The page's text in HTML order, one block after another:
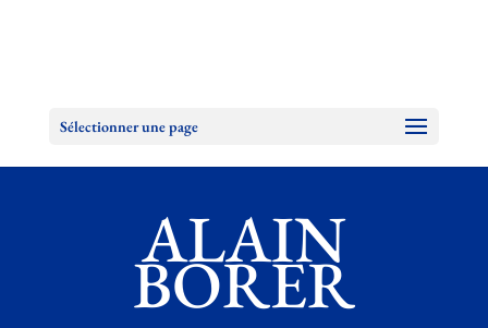
Sélectionner une page
ALAIN
BORER